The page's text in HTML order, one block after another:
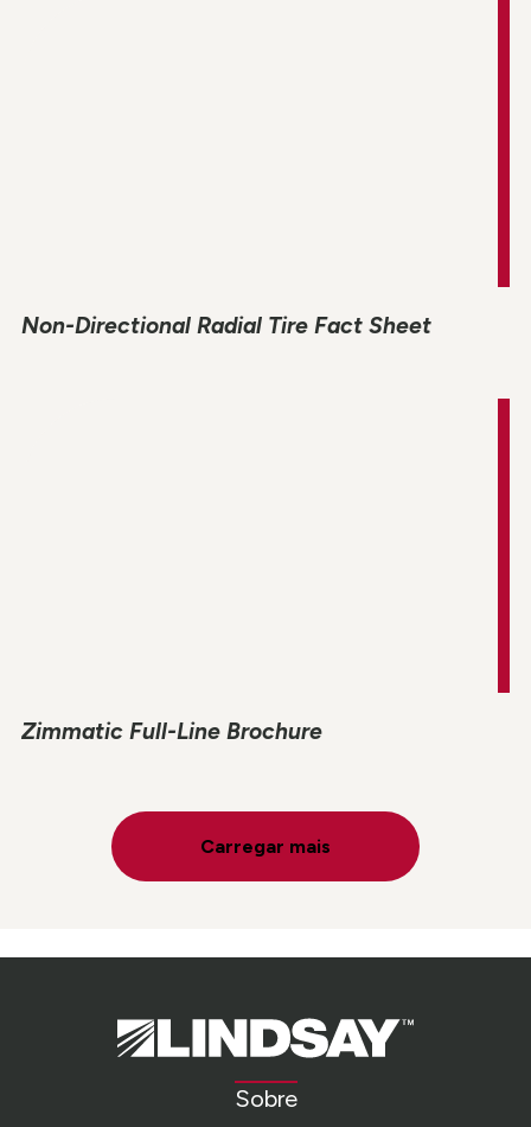
Non-Directional Radial Tire Fact Sheet
Zimmatic Full-Line Brochure
Carregar mais
Lindsay.
Link
Sobre